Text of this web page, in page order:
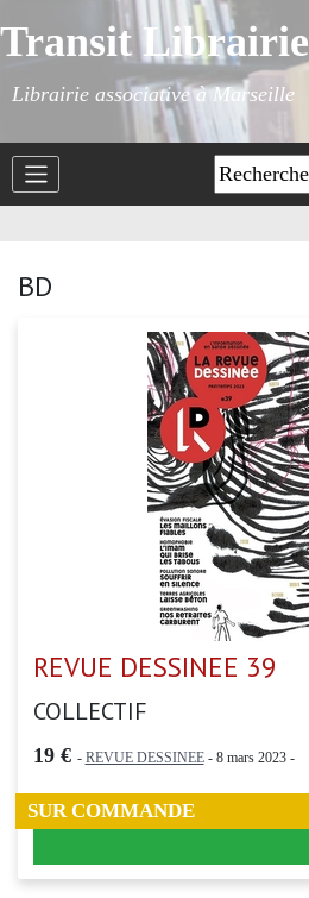
Transit Librairie
Librairie associative à Marseille
BD
REVUE DESSINEE 39
COLLECTIF
19 € - REVUE DESSINEE- 8 mars 2023 -
SUR COMMANDE